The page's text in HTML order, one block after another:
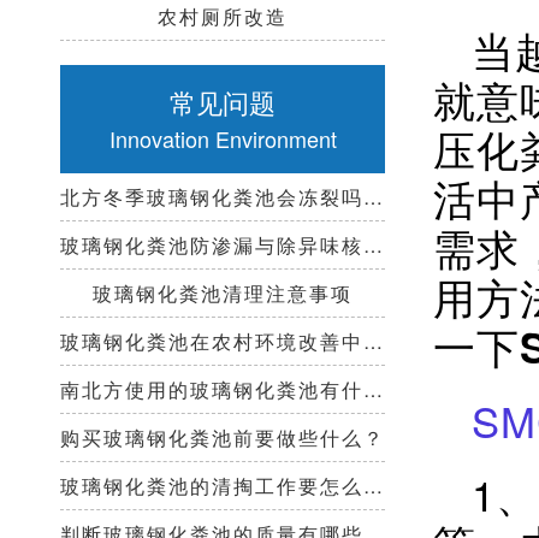
农村厕所改造
常见问题
Innovation Environment
北方冬季玻璃钢化粪池会冻裂吗？需要保温措施吗？
玻璃钢化粪池防渗漏与除异味核心技术指南
玻璃钢化粪池清理注意事项
玻璃钢化粪池在农村环境改善中起到哪些作用？
南北方使用的玻璃钢化粪池有什么区别？
购买玻璃钢化粪池前要做些什么？
玻璃钢化粪池的清掏工作要怎么做？
当
就意
压化
活中
需求
用方
一下
1